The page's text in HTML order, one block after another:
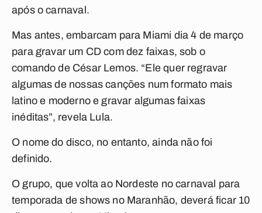
após o carnaval.
Mas antes, embarcam para Miami dia 4 de março
para gravar um CD com dez faixas, sob o
comando de César Lemos. “Ele quer regravar
algumas de nossas canções num formato mais
latino e moderno e gravar algumas faixas
inéditas”, revela Lula.
O nome do disco, no entanto, ainda não foi
definido.
O grupo, que volta ao Nordeste no carnaval para
temporada de shows no Maranhão, deverá ficar 10